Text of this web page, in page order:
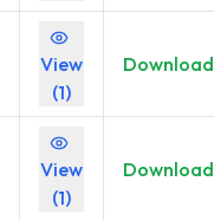
View
(1)
Download
View
(1)
Download